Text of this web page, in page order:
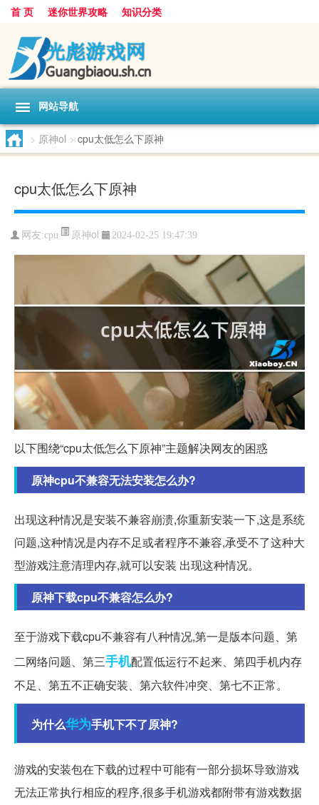
首 页 迷你世界攻略 知识分类
网站导航
> 原神ol > cpu太低怎么下原神
cpu太低怎么下原神
网友:cpu 原神ol 2024-02-25 19:47:39
以下围绕“cpu太低怎么下原神”主题解决网友的困惑
原神cpu不兼容无法安装怎么办?
出现这种情况是安装不兼容崩溃,你重新安装一下,这是系统
问题,这种情况是内存不足或者程序不兼容,承受不了这种大
型游戏注意清理内存,就可以安装 出现这种情况。
原神下载cpu不兼容怎么办?
至于游戏下载cpu不兼容有八种情况,第一是版本问题、第
二网络问题、第三手机配置低运行不起来、第四手机内存
不足、第五不正确安装、第六软件冲突、第七不正常。
为什么华为手机下不了原神?
游戏的安装包在下载的过程中可能有一部分损坏导致游戏
无法正常执行相应的程序,很多手机游戏都附带有游戏数据